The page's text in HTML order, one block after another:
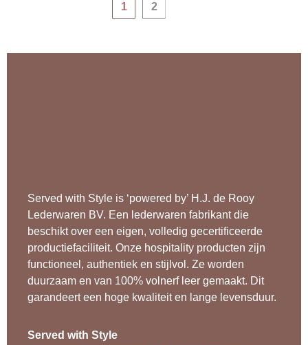
1 2
Served with Style is ‘powered by’ H.J. de Rooy
Lederwaren BV. Een lederwaren fabrikant die
beschikt over een eigen, volledig gecertificeerde
productiefaciliteit. Onze hospitality producten zijn
functioneel, authentiek en stijlvol. Ze worden
duurzaam en van 100% volnerf leer gemaakt. Dit
garandeert een hoge kwaliteit en lange levensduur.
Served with Style